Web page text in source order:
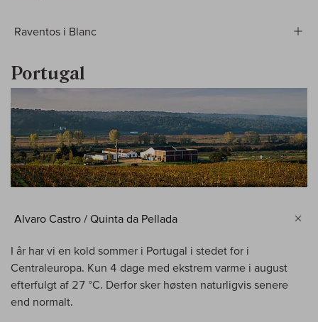
Raventos i Blanc
Portugal
Alvaro Castro / Quinta da Pellada
I år har vi en kold sommer i Portugal i stedet for i
Centraleuropa. Kun 4 dage med ekstrem varme i august
efterfulgt af 27 °C. Derfor sker høsten naturligvis senere
end normalt.